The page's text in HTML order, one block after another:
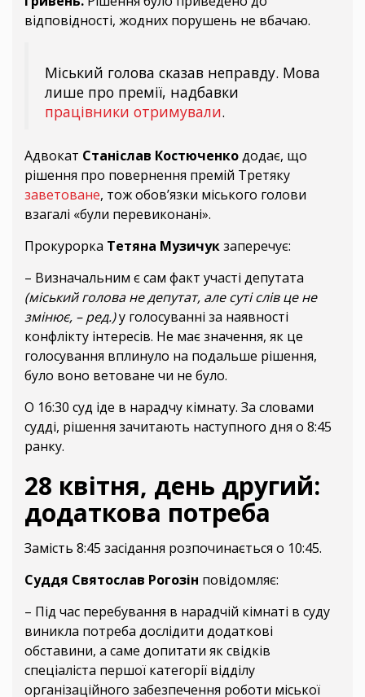
відповідності, жодних порушень не вбачаю.
Міський голова сказав неправду. Мова
лише про премії, надбавки
працівники отримували.
Адвокат Станіслав Костюченкододає, що
рішення про повернення премій Третяку
заветоване, тож обов’язки міського голови
взагалі «були перевиконані».
Прокурорка Тетяна Музичукзаперечує:
– Визначальним є сам факт участі депутата
(міський голова не депутат, але суті слів це не
змінює, – ред.)у голосуванні за наявності
конфлікту інтересів. Не має значення, як це
голосування вплинуло на подальше рішення,
було воно ветоване чи не було.
О 16:30 суд іде в нарадчу кімнату. За словами
судді, рішення зачитають наступного дня о 8:45
ранку.
28 квітня, день другий:
додаткова потреба
Замість 8:45 засідання розпочинається о 10:45.
Суддя Святослав Рогозін повідомляє:
– Під час перебування в нарадчій кімнаті в суду
виникла потреба дослідити додаткові
обставини, а саме допитати як свідків
спеціаліста першої категорії відділу
організаційного забезпечення роботи міської